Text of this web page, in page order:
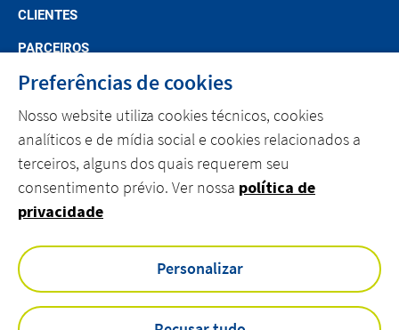
CLIENTES
PARCEIROS
CARREIRAS
CONTACTO
linkedinyoutube
Acessibilidade
Aviso Legal
Compliance
Livro de Reclamações Eletrónico
Política de Cookies
Preferências de cookies
Nosso website utiliza cookies técnicos, cookies
analíticos e de mídia social e cookies relacionados a
terceiros, alguns dos quais requerem seu
consentimento prévio. Ver nossa política de
privacidade
Personalizar